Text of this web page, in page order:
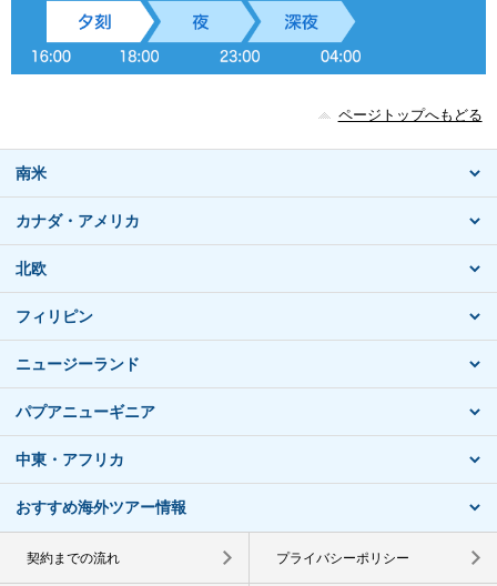
ページトップへもどる
南米
カナダ・アメリカ
北欧
フィリピン
ニュージーランド
パプアニューギニア
中東・アフリカ
おすすめ海外ツアー情報
契約までの流れ プライバシーポリシー